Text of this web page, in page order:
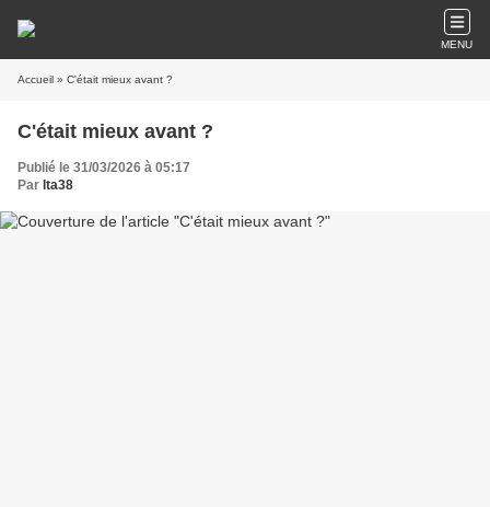
MENU
Accueil » C'était mieux avant ?
C'était mieux avant ?
Publié le 31/03/2026 à 05:17
Par lta38